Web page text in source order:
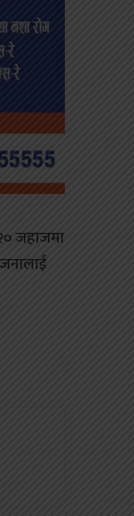
जहाजमा